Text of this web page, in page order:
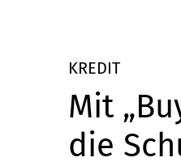
KREDIT
Mit
die